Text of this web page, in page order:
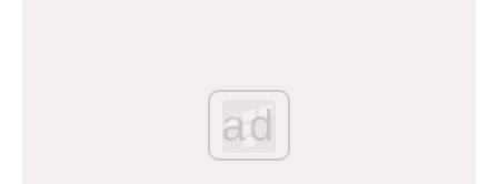
ad